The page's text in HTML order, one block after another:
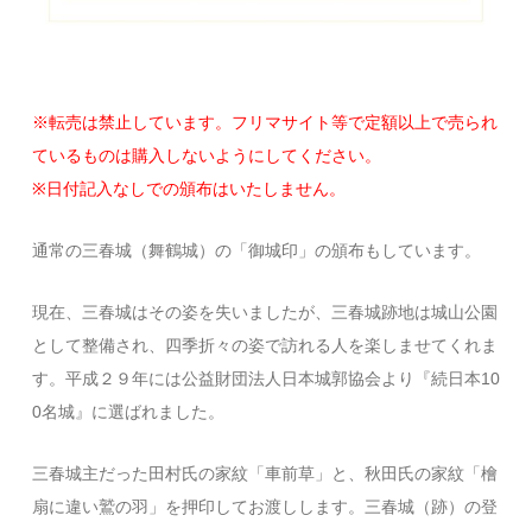
※転売は禁止しています。フリマサイト等で定額以上で売られ
ているものは購入しないようにしてください。
※日付記入なしでの頒布はいたしません。
通常の三春城（舞鶴城）の「御城印」の頒布もしています。
現在、三春城はその姿を失いましたが、三春城跡地は城山公園
として整備され、四季折々の姿で訪れる人を楽しませてくれま
す。平成２９年には公益財団法人日本城郭協会より『続日本10
0名城』に選ばれました。
三春城主だった田村氏の家紋「車前草」と、秋田氏の家紋「檜
扇に違い鷲の羽」を押印してお渡しします。三春城（跡）の登